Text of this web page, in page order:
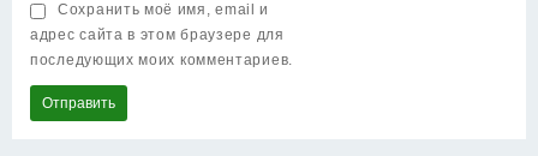
Сохранить моё имя, email и
адрес сайта в этом браузере для
последующих моих комментариев.